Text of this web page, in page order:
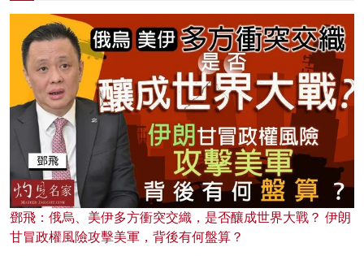
鄧飛：俄烏、美伊多方衝突交織，是否釀成世界大戰？ 伊朗
甘冒政權風險攻擊美軍，背後有何盤算？